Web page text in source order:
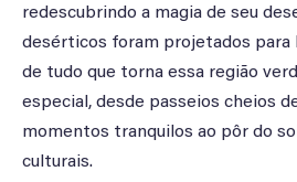
redescubrindo a magia de seu
desérticos foram projetados para
de tudo que torna essa região
especial, desde passeios cheios
momentos tranquilos ao pôr do
culturais.